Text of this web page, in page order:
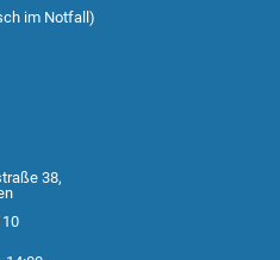
im Notfall)
38,